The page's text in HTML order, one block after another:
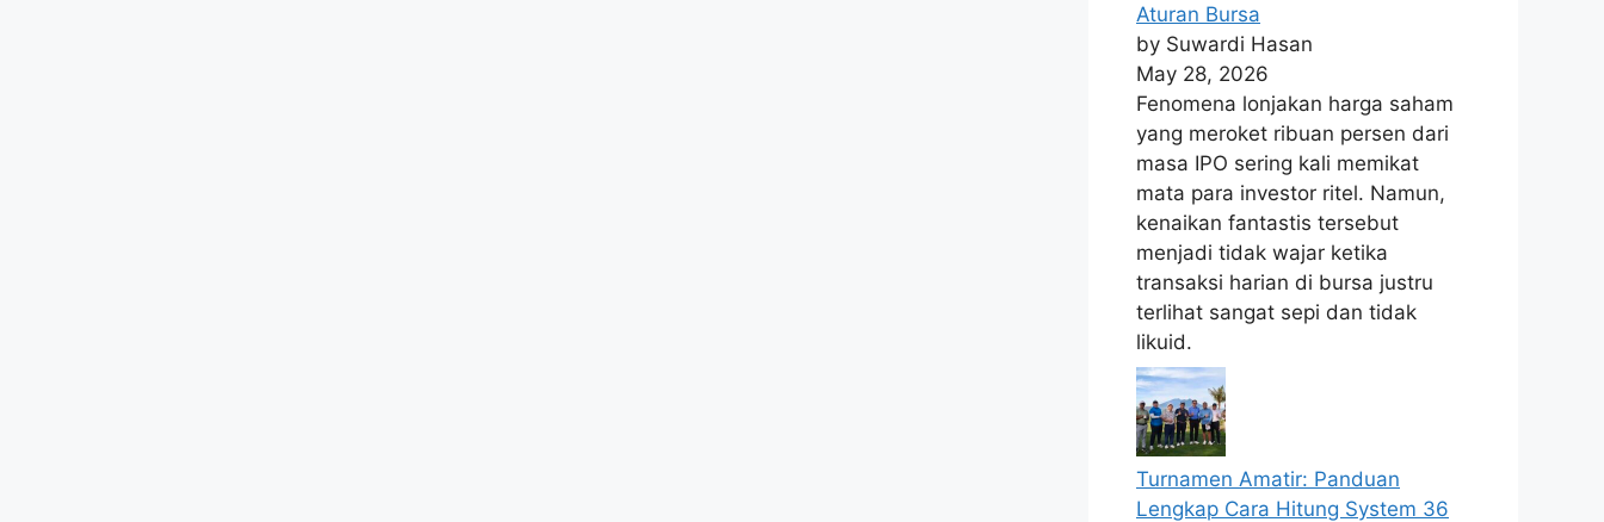
Aturan Bursa
by Suwardi Hasan
May 28, 2026
Fenomena lonjakan harga saham
yang meroket ribuan persen dari
masa IPO sering kali memikat
mata para investor ritel. Namun,
kenaikan fantastis tersebut
menjadi tidak wajar ketika
transaksi harian di bursa justru
terlihat sangat sepi dan tidak
likuid.
Turnamen Amatir: Panduan
Lengkap Cara Hitung System 36